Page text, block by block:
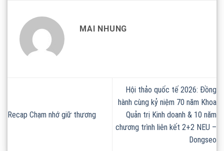
MAI NHUNG
Recap Chạm nhớ giữ thương
Hội thảo quốc tế 2026: Đồng
hành cùng kỷ niệm 70 năm Khoa
Quản trị Kinh doanh & 10 năm
chương trình liên kết 2+2 NEU –
Dongseo